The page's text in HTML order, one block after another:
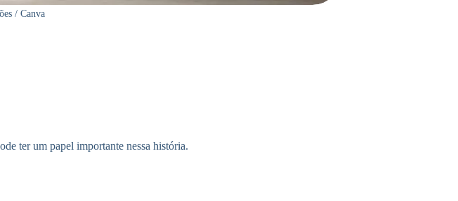
/ Canva
ter um papel importante nessa história.